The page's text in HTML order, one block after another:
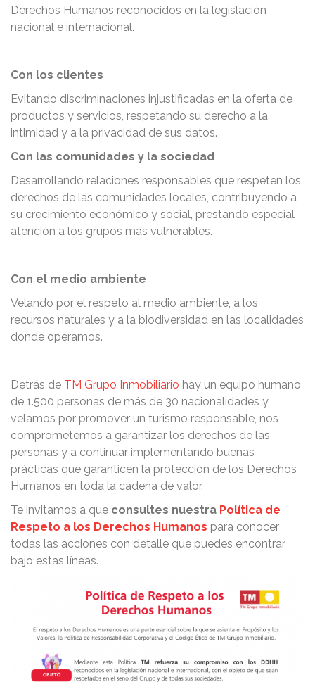
Derechos Humanos reconocidos en la legislación
nacional e internacional.
Con los clientes
Evitando discriminaciones injustificadas en la oferta de
productos y servicios, respetando su derecho a la
intimidad y a la privacidad de sus datos.
Con las comunidades y la sociedad
Desarrollando relaciones responsables que respeten los
derechos de las comunidades locales, contribuyendo a
su crecimiento económico y social, prestando especial
atención a los grupos más vulnerables.
Con el medio ambiente
Velando por el respeto al medio ambiente, a los
recursos naturales y a la biodiversidad en las localidades
donde operamos.
Detrás de TM Grupo Inmobiliario hay un equipo humano
de 1.500 personas de más de 30 nacionalidades y
velamos por promover un turismo responsable, nos
comprometemos a garantizar los derechos de las
personas y a continuar implementando buenas
prácticas que garanticen la protección de los Derechos
Humanos en toda la cadena de valor.
Te invitamos a que consultes nuestra Política de
Respeto a los Derechos Humanos para conocer
todas las acciones con detalle que puedes encontrar
bajo estas líneas.